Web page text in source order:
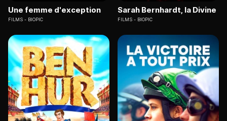
Une femme d'exception
FILMS BIOPIC
Sarah Bernhardt, la Divine
FILMS BIOPIC